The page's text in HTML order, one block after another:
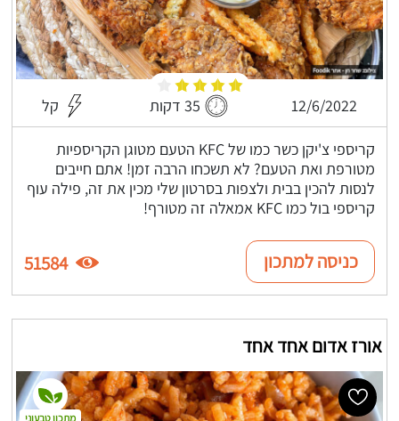
12/6/2022 35 דקות קל
קריספי צ'יקן כשר כמו של KFC הטעם מטוגן הקריספיות
מטורפת ואת הטעם? לא תשכחו הרבה זמן! אתם חייבים
לנסות להכין בבית ולצפות בסרטון שלי מכין את זה, פילה עוף
קריספי בול כמו KFC אמאלה זה מטורף!
כניסה למתכון 51584
אורז אדום אחד אחד
מתכון טבעוני